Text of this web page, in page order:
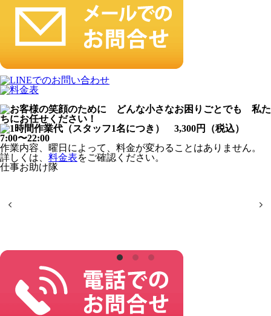
作業内容、曜日によって、料金が変わることはありません。
詳しくは、 料金表をご確認ください。